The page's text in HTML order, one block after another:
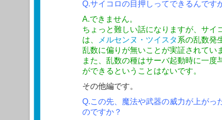
Q.サイコロの目押しってできるんです
A.できません。
ちょっと難しい話になりますが、サイ
は、
メルセンヌ・ツイスタ系の乱数発
乱数に偏りが無いことが実証されてい
また、乱数の種はサーバ起動時に一度
ができるということはないです。
その他編です。
Q.この先、魔法や武器の威力が上がっ
のですか？